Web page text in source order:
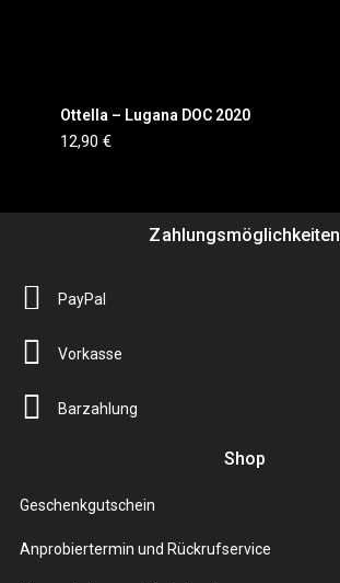
Ottella – Lugana DOC 2020
12,90 €
Zahlungsmöglichkeiten
PayPal
Vorkasse
Barzahlung
Shop
Geschenkgutschein
Anprobiertermin und Rückrufservice